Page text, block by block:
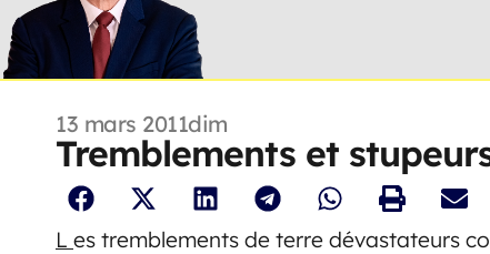
13 mars 2011dim
Tremblements et
L es tremblements de terre dévastateurs